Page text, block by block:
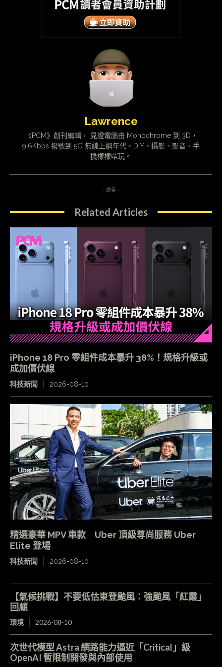
Lawrence
《PCM》創刊編輯， 見證電腦由 Monochrome 到 3D，
9.6Kbps 撥號到 5G 無線上網年代，DIY、攝影、影音、手
機樣樣啱玩。
- 廣告 -
Related Articles
iPhone 18 Pro 零組件成本暴升 38%！規格升級或
成加價伏線
科技新聞 2026-08-10
精選豪華 MPV 車款 Uber 頂級尊尚服務 Uber
Elite 登場
科技新聞 2026-08-10
【氣候挑戰】不要低估東登颱風：強颱風「紅霞」
回顧
環境 2026-08-10
次世代模型 Astra 網路能力逼近「Critical」級
OpenAI 暫限制開發與內部使用